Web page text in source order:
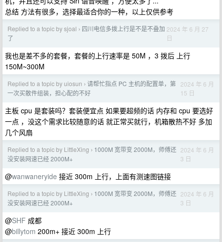
总结 方法有很多，选择最适合你的一种，以上仅供参考
Replied to a topic by sjoal › 四川电信多拨上行是不是不叠加
了
2024 年 6 月 27
日
我也是差不多的套餐，套餐的上行速率是 50M ，3 拨后 上行
150M~300M
Replied to a topic by uiosun › 请帮忙指点 PC 主机的配置单，第
一次买散件组装，担心配的不好
2024 年 6 月
15 日
主板 cpu 是套装吗？套装便宜点 如果要超频的话 内存和 cpu 要选好
一点 ，没这个需求比较随意的话 就正常买就行，机箱散热不好 多加
几个风扇
Replied to a topic by LittleXing › 1000M 宽带变 2000M，师傅还
没安装网速已经 2000M+
2024 年 6 月
3 日
@wanwaneryide 接近 300m 上行，上面有测速图链接
Replied to a topic by LittleXing › 1000M 宽带变 2000M，师傅还
没安装网速已经 2000M+
2024 年 6 月
3 日
@SHF 成都
@billytom 200m+ 接近 300m 上行